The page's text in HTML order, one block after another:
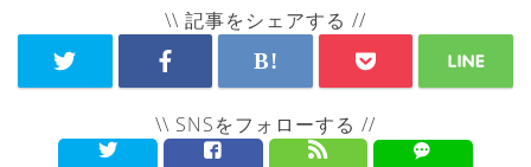
\\ 記事をシェアする //
\\ SNSをフォローする //